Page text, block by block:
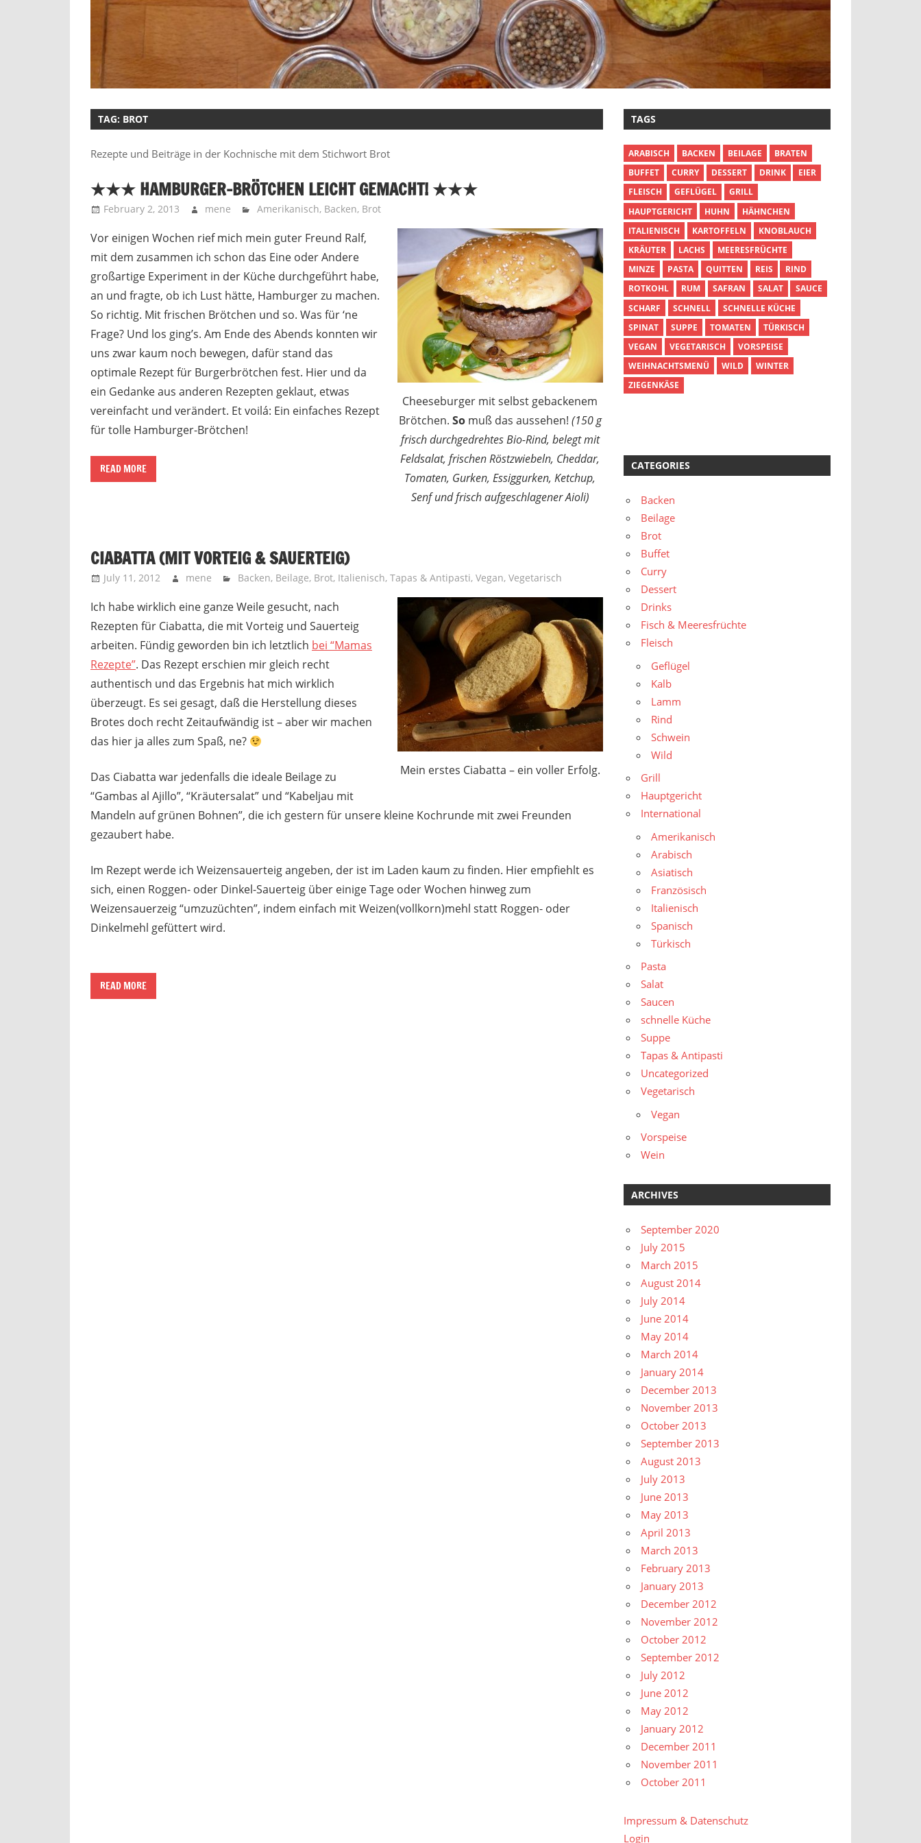
TAG: BROT
Rezepte und Beiträge in der Kochnische mit dem Stichwort Brot
★★★ HAMBURGER-BRÖTCHEN LEICHT GEMACHT! ★★★
February 2, 2013 mene Amerikanisch, Backen, Brot
Cheeseburger mit selbst gebackenem
Brötchen. Somuß das aussehen! (150 g
frisch durchgedrehtes Bio-Rind, belegt mit
Feldsalat, frischen Röstzwiebeln, Cheddar,
Tomaten, Gurken, Essiggurken, Ketchup,
Senf und frisch aufgeschlagener Aioli)
Vor einigen Wochen rief mich mein guter Freund Ralf,
mit dem zusammen ich schon das Eine oder Andere
großartige Experiment in der Küche durchgeführt habe,
an und fragte, ob ich Lust hätte, Hamburger zu machen.
So richtig. Mit frischen Brötchen und so. Was für ‘ne
Frage? Und los ging’s. Am Ende des Abends konnten wir
uns zwar kaum noch bewegen, dafür stand das
optimale Rezept für Burgerbrötchen fest. Hier und da
ein Gedanke aus anderen Rezepten geklaut, etwas
vereinfacht und verändert. Et voilá: Ein einfaches Rezept
für tolle Hamburger-Brötchen!
READ MORE
CIABATTA (MIT VORTEIG & SAUERTEIG)
July 11, 2012 mene Backen, Beilage, Brot, Italienisch, Tapas & Antipasti, Vegan, Vegetarisch
Mein erstes Ciabatta – ein voller Erfolg.
Ich habe wirklich eine ganze Weile gesucht, nach
Rezepten für Ciabatta, die mit Vorteig und Sauerteig
arbeiten. Fündig geworden bin ich letztlich bei “Mamas
Rezepte”. Das Rezept erschien mir gleich recht
authentisch und das Ergebnis hat mich wirklich
überzeugt. Es sei gesagt, daß die Herstellung dieses
Brotes doch recht Zeitaufwändig ist – aber wir machen
das hier ja alles zum Spaß, ne?
Das Ciabatta war jedenfalls die ideale Beilage zu
“Gambas al Ajillo”, “Kräutersalat” und “Kabeljau mit
Mandeln auf grünen Bohnen”, die ich gestern für unsere kleine Kochrunde mit zwei Freunden
gezaubert habe.
Im Rezept werde ich Weizensauerteig angeben, der ist im Laden kaum zu finden. Hier empfiehlt es
sich, einen Roggen- oder Dinkel-Sauerteig über einige Tage oder Wochen hinweg zum
Weizensauerzeig “umzuzüchten”, indem einfach mit Weizen(vollkorn)mehl statt Roggen- oder
Dinkelmehl gefüttert wird.
READ MORE
TAGS
ARABISCH BACKEN BEILAGE
BRATEN
BUFFET
CURRY DESSERT DRINK
EIER
FLEISCH
GEFLÜGEL
GRILL
HAUPTGERICHT
HUHN
HÄHNCHEN
ITALIENISCH
KARTOFFELN
KNOBLAUCH
KRÄUTER
LACHS
MEERESFRÜCHTE
MINZE
PASTA QUITTEN REIS
RIND
ROTKOHL
RUM SAFRAN SALAT
SAUCE
SCHARF
SCHNELL
SCHNELLE KÜCHE
SPINAT
SUPPE TOMATEN
TÜRKISCH
VEGAN
VEGETARISCH
VORSPEISE
WEIHNACHTSMENÜ
WILD
WINTER
ZIEGENKÄSE
CATEGORIES
Backen
Beilage
Brot
Buffet
Curry
Dessert
Drinks
Fisch & Meeresfrüchte
Fleisch
Geflügel
Kalb
Lamm
Rind
Schwein
Wild
Grill
Hauptgericht
International
Amerikanisch
Arabisch
Asiatisch
Französisch
Italienisch
Spanisch
Türkisch
Pasta
Salat
Saucen
schnelle Küche
Suppe
Tapas & Antipasti
Uncategorized
Vegetarisch
Vegan
Vorspeise
Wein
ARCHIVES
September 2020
July 2015
March 2015
August 2014
July 2014
June 2014
May 2014
March 2014
January 2014
December 2013
November 2013
October 2013
September 2013
August 2013
July 2013
June 2013
May 2013
April 2013
March 2013
February 2013
January 2013
December 2012
November 2012
October 2012
September 2012
July 2012
June 2012
May 2012
January 2012
December 2011
November 2011
October 2011
Impressum & Datenschutz
Login